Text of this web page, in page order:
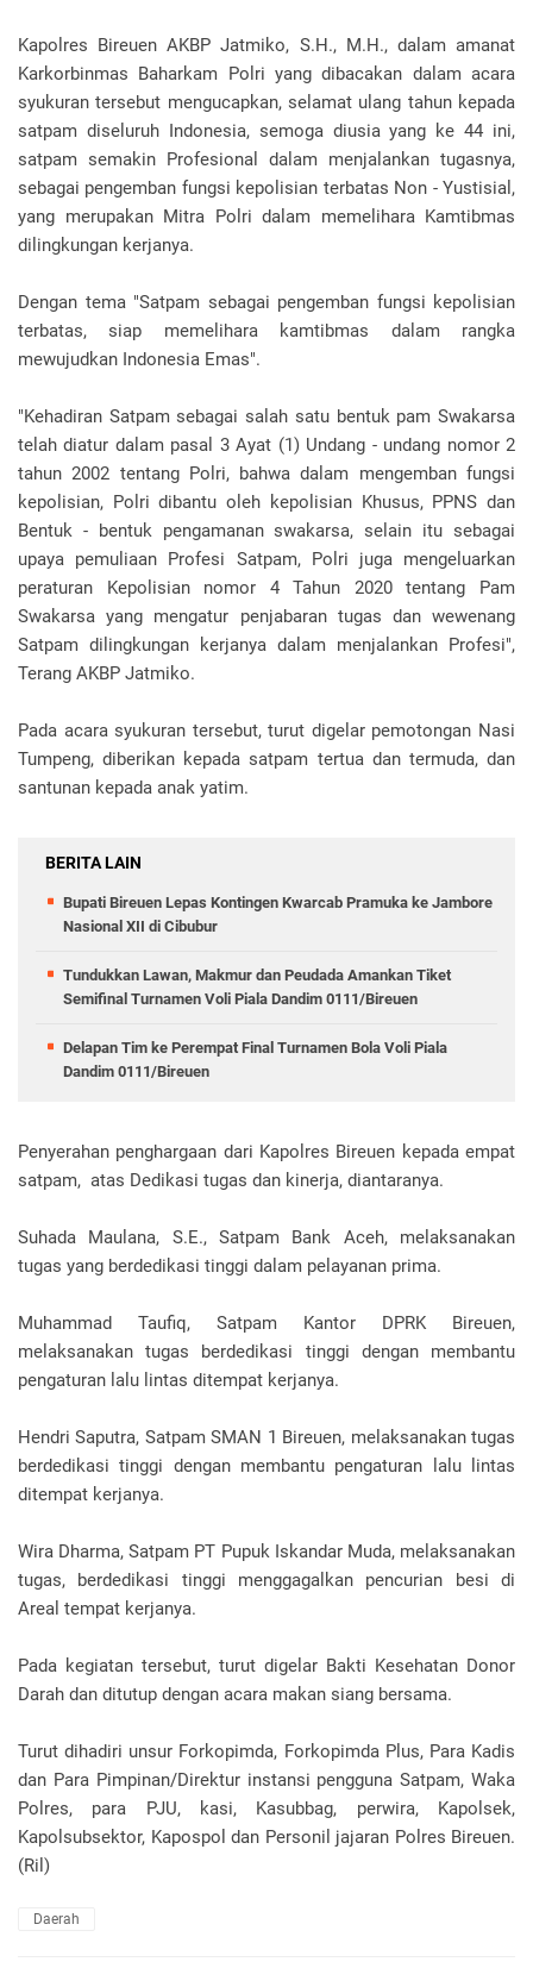
Kapolres Bireuen AKBP Jatmiko, S.H., M.H., dalam amanat
Karkorbinmas Baharkam Polri yang dibacakan dalam acara
syukuran tersebut mengucapkan, selamat ulang tahun kepada
satpam diseluruh Indonesia, semoga diusia yang ke 44 ini,
satpam semakin Profesional dalam menjalankan tugasnya,
sebagai pengemban fungsi kepolisian terbatas Non - Yustisial,
yang merupakan Mitra Polri dalam memelihara Kamtibmas
dilingkungan kerjanya.
Dengan tema "Satpam sebagai pengemban fungsi kepolisian
terbatas, siap memelihara kamtibmas dalam rangka
mewujudkan Indonesia Emas".
"Kehadiran Satpam sebagai salah satu bentuk pam Swakarsa
telah diatur dalam pasal 3 Ayat (1) Undang - undang nomor 2
tahun 2002 tentang Polri, bahwa dalam mengemban fungsi
kepolisian, Polri dibantu oleh kepolisian Khusus, PPNS dan
Bentuk - bentuk pengamanan swakarsa, selain itu sebagai
upaya pemuliaan Profesi Satpam, Polri juga mengeluarkan
peraturan Kepolisian nomor 4 Tahun 2020 tentang Pam
Swakarsa yang mengatur penjabaran tugas dan wewenang
Satpam dilingkungan kerjanya dalam menjalankan Profesi",
Terang AKBP Jatmiko.
Pada acara syukuran tersebut, turut digelar pemotongan Nasi
Tumpeng, diberikan kepada satpam tertua dan termuda, dan
santunan kepada anak yatim.
BERITA LAIN
Bupati Bireuen Lepas Kontingen Kwarcab Pramuka ke Jambore
Nasional XII di Cibubur
Tundukkan Lawan, Makmur dan Peudada Amankan Tiket
Semifinal Turnamen Voli Piala Dandim 0111/Bireuen
Delapan Tim ke Perempat Final Turnamen Bola Voli Piala
Dandim 0111/Bireuen
Penyerahan penghargaan dari Kapolres Bireuen kepada empat
satpam, atas Dedikasi tugas dan kinerja, diantaranya.
Suhada Maulana, S.E., Satpam Bank Aceh, melaksanakan
tugas yang berdedikasi tinggi dalam pelayanan prima.
Muhammad Taufiq, Satpam Kantor DPRK Bireuen,
melaksanakan tugas berdedikasi tinggi dengan membantu
pengaturan lalu lintas ditempat kerjanya.
Hendri Saputra, Satpam SMAN 1 Bireuen, melaksanakan tugas
berdedikasi tinggi dengan membantu pengaturan lalu lintas
ditempat kerjanya.
Wira Dharma, Satpam PT Pupuk Iskandar Muda, melaksanakan
tugas, berdedikasi tinggi menggagalkan pencurian besi di
Areal tempat kerjanya.
Pada kegiatan tersebut, turut digelar Bakti Kesehatan Donor
Darah dan ditutup dengan acara makan siang bersama.
Turut dihadiri unsur Forkopimda, Forkopimda Plus, Para Kadis
dan Para Pimpinan/Direktur instansi pengguna Satpam, Waka
Polres, para PJU, kasi, Kasubbag, perwira, Kapolsek,
Kapolsubsektor, Kapospol dan Personil jajaran Polres Bireuen.
(Ril)
Daerah